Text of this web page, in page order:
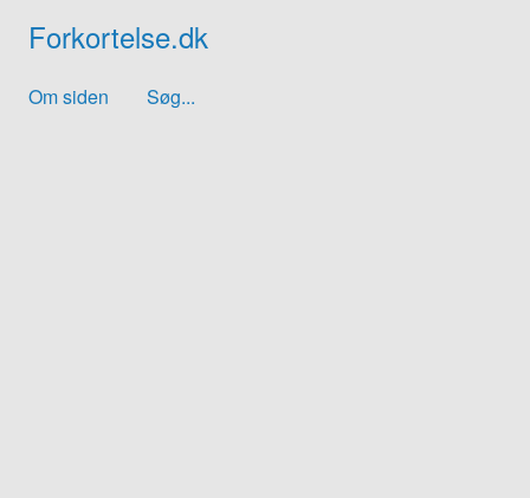
Forkortelse.dk
Om siden Søg...